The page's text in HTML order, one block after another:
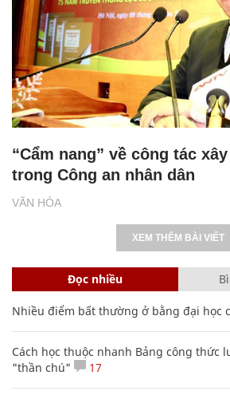
VĂN HÓA
“Cẩm nang” về công tác
trong Công an nhân dân
XEM THÊM BÀI VIẾT
Đọc nhiều
Nhiều điểm bất thường ở bằng đại học
Cách học thuộc nhanh Bảng công thức
"thần chú"
17